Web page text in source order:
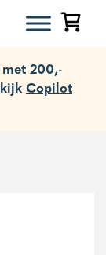
200,-
Copilot